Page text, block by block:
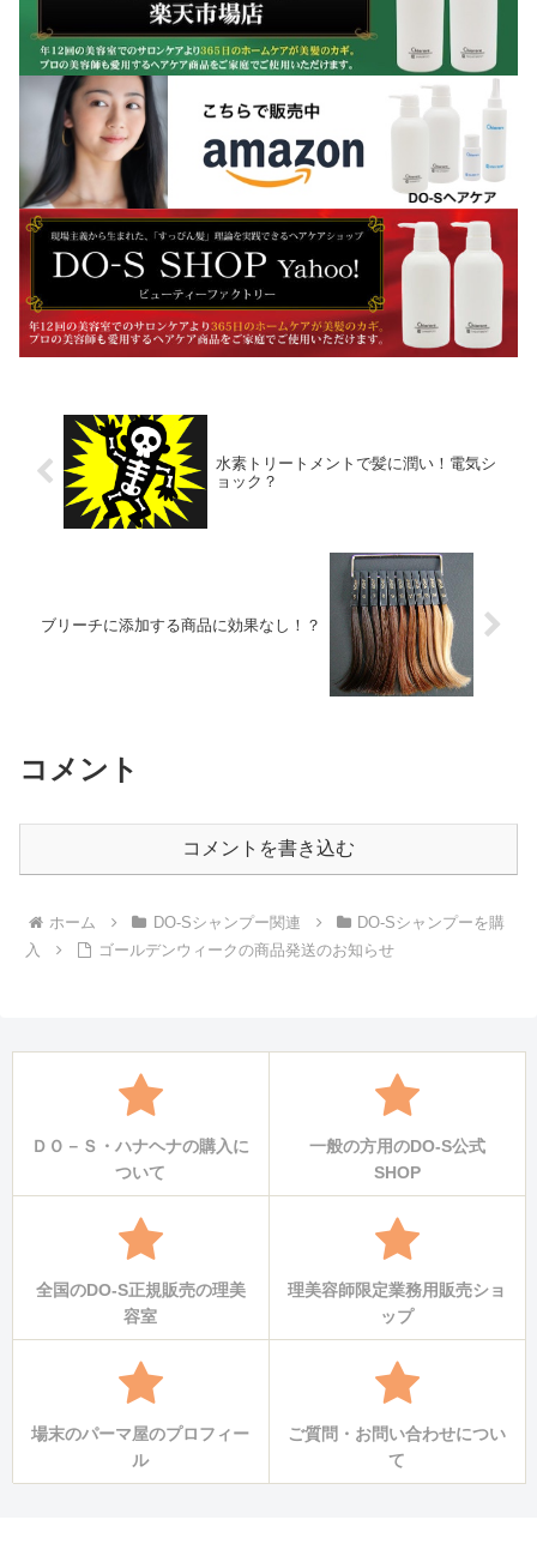
水素トリートメントで髪に潤い！電気シ
ョック？
ブリーチに添加する商品に効果なし！？
コメント
コメントを書き込む
ホーム DO-Sシャンプー関連
DO-Sシャンプーを購
入
ゴールデンウィークの商品発送のお知らせ
ＤＯ－Ｓ・ハナヘナの購入に
ついて
一般の方用のDO-S公式
SHOP
全国のDO-S正規販売の理美
容室
理美容師限定業務用販売ショ
ップ
場末のパーマ屋のプロフィー
ル
ご質問・お問い合わせについ
て